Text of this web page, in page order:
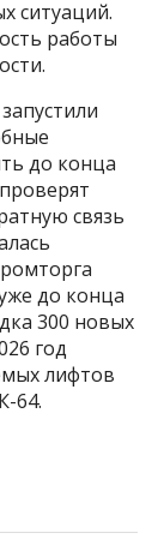
ситуаций.
работы
до конца
связь
до конца
300 новых
год
лифтов
64.